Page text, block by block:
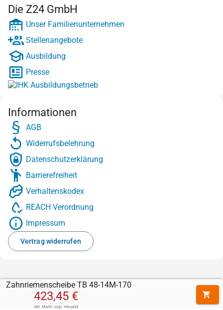
Zahnriemenscheibe TB 48-14M-170
423,45 €
inkl. MwSt. zzgl. Versand
Die Z24 GmbH
Unser Familienunternehmen
Stellenangebote
Ausbildung
Presse
Informationen
AGB
Widerrufsbelehrung
Datenschutzerklärung
Barrierefreiheit
Verhaltenskodex
REACH Verordnung
Impressum
Vertrag widerrufen